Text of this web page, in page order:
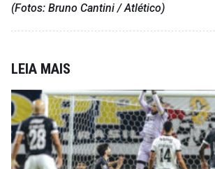
(Fotos: Bruno Cantini / Atlético)
LEIA MAIS